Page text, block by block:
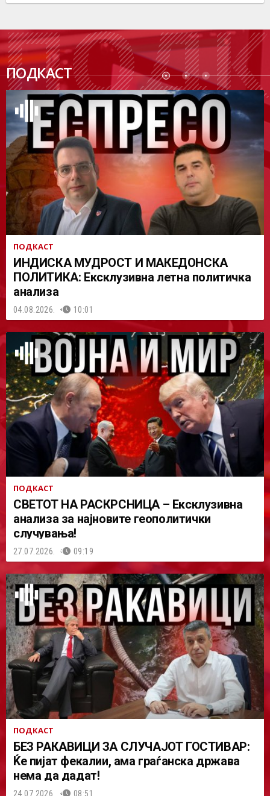
ПОДКАСТ
ПОДК
АСТ
ПОДКАСТ
ИНДИСКА МУДРОСТ И МАКЕДОНСКА
ПОЛИТИКА: Ексклузивна летна политичка
анализа
04.08.2026. 10:01
ПОДКАСТ
СВЕТОТ НА РАСКРСНИЦА – Ексклузивна
анализа за најновите геополитички
случувања!
27.07.2026. 09:19
ПОДКАСТ
БЕЗ РАКАВИЦИ ЗА СЛУЧАЈОТ ГОСТИВАР:
Ќе пијат фекалии, ама граѓанска држава
нема да дадат!
24.07.2026. 08:51